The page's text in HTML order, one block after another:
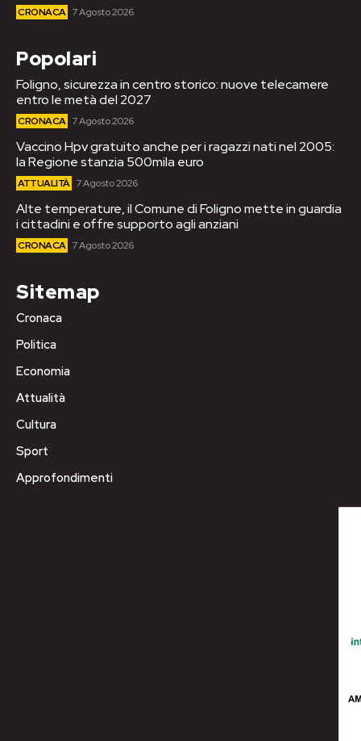
CRONACA 7 Agosto 2026
Popolari
Foligno, sicurezza in centro storico: nuove telecamere
entro le metà del 2027
CRONACA 7 Agosto 2026
Vaccino Hpv gratuito anche per i ragazzi nati nel 2005:
la Regione stanzia 500mila euro
ATTUALITÀ 7 Agosto 2026
Alte temperature, il Comune di Foligno mette in guardia
i cittadini e offre supporto agli anziani
CRONACA 7 Agosto 2026
Sitemap
Cronaca
Politica
Economia
Attualità
Cultura
Sport
Approfondimenti